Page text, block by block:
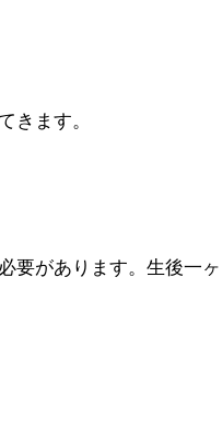
きます。
要があります。生後一ヶ